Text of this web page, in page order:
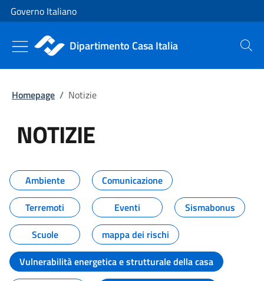
Vai al contenuto
Vai alla navigazione del sito
Governo Italiano
Dipartimento Casa Italia Cerca
Homepage / Notizie
NOTIZIE
Tutti i contenuti della pagina
Ambiente
Comunicazione
Terremoti
Eventi
Sismabonus
Scuole
mappa dei rischi
Vulnerabilità energetica e strutturale della casa